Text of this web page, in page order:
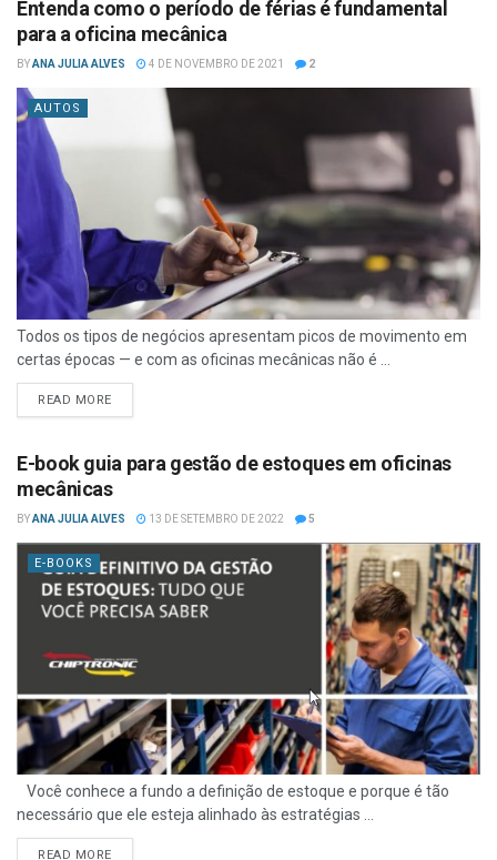
Entenda como o período de férias é fundamental
para a oficina mecânica
BYANA JULIA ALVES 4 DE NOVEMBRO DE 2021 2
AUTOS
Todos os tipos de negócios apresentam picos de movimento em
certas épocas — e com as oficinas mecânicas não é ...
READ MORE
E-book guia para gestão de estoques em oficinas
mecânicas
BYANA JULIA ALVES 13 DE SETEMBRO DE 2022 5
E-BOOKS
Você conhece a fundo a definição de estoque e porque é tão
necessário que ele esteja alinhado às estratégias ...
READ MORE